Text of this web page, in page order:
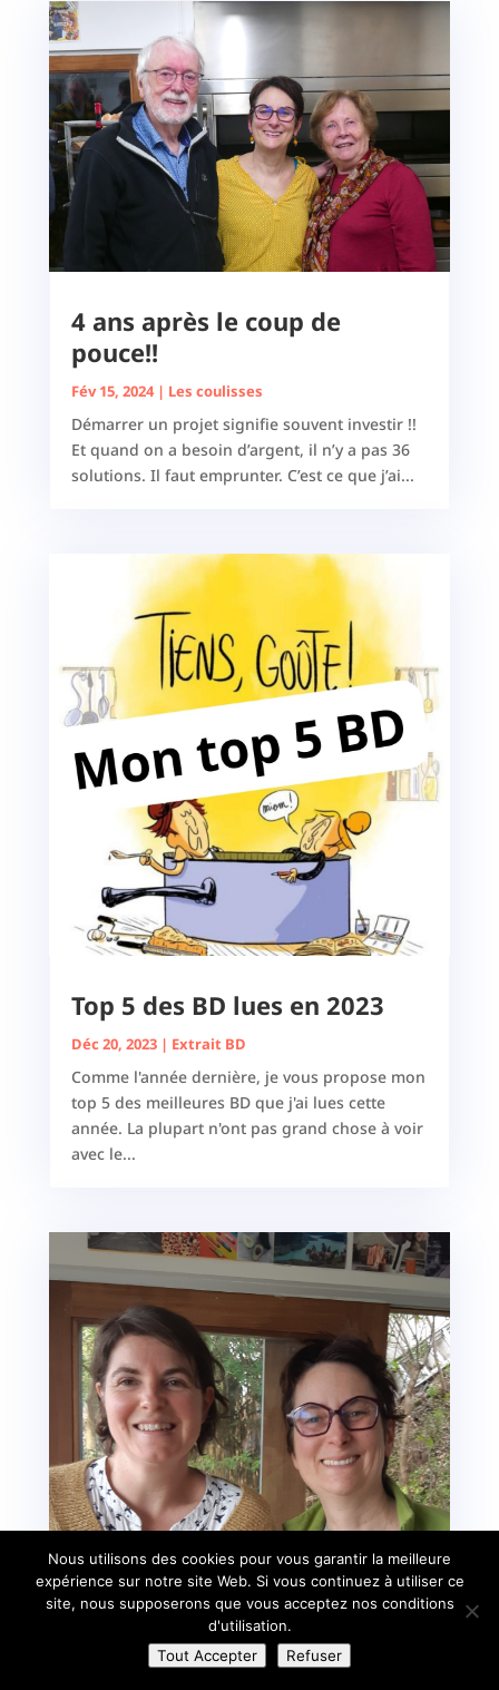
4 ans après le coup de
pouce!!
Fév 15, 2024| Les coulisses
Démarrer un projet signifie souvent investir !!
Et quand on a besoin d’argent, il n’y a pas 36
solutions. Il faut emprunter. C’est ce que j’ai...
Top 5 des BD lues en 2023
Déc 20, 2023| Extrait BD
Comme l'année dernière, je vous propose mon
top 5 des meilleures BD que j'ai lues cette
année. La plupart n'ont pas grand chose à voir
avec le...
Nous utilisons des cookies pour vous garantir la meilleure
expérience sur notre site Web. Si vous continuez à utiliser ce
site, nous supposerons que vous acceptez nos conditions
d'utilisation.
Tout Accepter
Refuser